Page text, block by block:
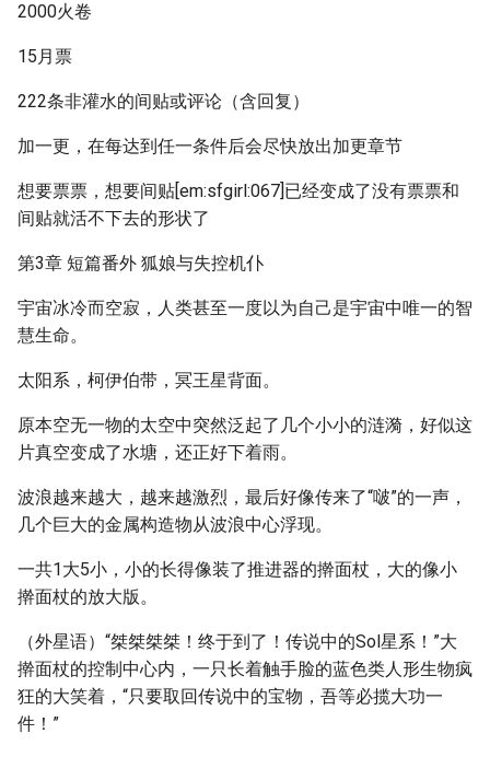
2000火卷
15月票
222条非灌水的间贴或评论（含回复）
加一更，在每达到任一条件后会尽快放出加更章节
想要票票，想要间贴[em:sfgirl:067]已经变成了没有票票和
间贴就活不下去的形状了
第3章 短篇番外 狐娘与失控机仆
宇宙冰冷而空寂，人类甚至一度以为自己是宇宙中唯一的智
慧生命。
太阳系，柯伊伯带，冥王星背面。
原本空无一物的太空中突然泛起了几个小小的涟漪，好似这
片真空变成了水塘，还正好下着雨。
波浪越来越大，越来越激烈，最后好像传来了“啵”的一声，
几个巨大的金属构造物从波浪中心浮现。
一共1大5小，小的长得像装了推进器的擀面杖，大的像小
擀面杖的放大版。
（外星语）“桀桀桀桀！终于到了！传说中的Sol星系！”大
擀面杖的控制中心内，一只长着触手脸的蓝色类人形生物疯
狂的大笑着，“只要取回传说中的宝物，吾等必揽大功一
件！”